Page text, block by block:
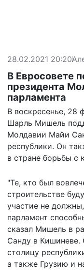
28.02.2021 20:20
В Евросовете
президента
парламента
В воскресенье, 28
Шарль Мишель
Молдавии Майи
республики. Он
в стране борьбы с
"Те, кто был
строительстве
участие не
парламент
сказал Мишель в
Санду в Кишиневе.
столицу
а также Грузию и